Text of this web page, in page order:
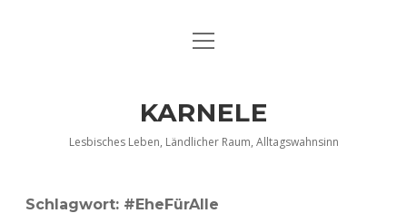
DATENSCHUTZERKLÄRUNG
Menü
KARNELE
Lesbisches Leben, Ländlicher Raum, Alltagswahnsinn
Schlagwort: #EheFürAlle